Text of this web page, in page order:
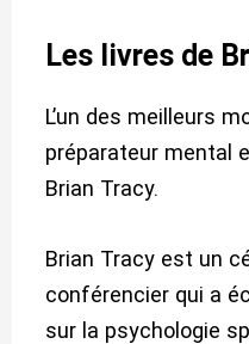
Les livres de
L’un des meilleurs
préparateur mental
Brian Tracy.
Brian Tracy est un
conférencier qui a
sur la psychologie